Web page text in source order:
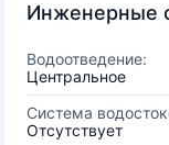
Инженерные
Водоотведение:
Центральное
Система
Отсутствует